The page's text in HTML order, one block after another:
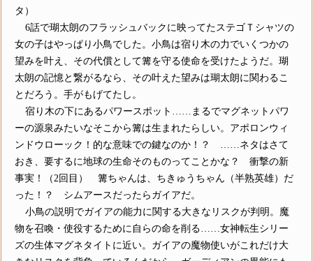
タ）
6話で瑚太朗のフラッシュバックに映ってたステゴＴシャツの
女の子はやっぱり小鳥でした。小鳥は宿り木の力でいくつかの
望みを叶え、その代償として篝を守る使命を受けたようだ。瑚
太朗の記憶と繋がるなら、その叶えた望みは瑚太朗に関わるこ
とだろう。手がもげてたし。
宿り木の下にあるパワースポット……まるでマグネットパワ
ーの源泉みたいなそこから篝は生まれたらしい。アポロンウィ
ンドウローック！的な意味での鍵なのか！？ ……ネタはさて
おき、要するに地球の生命そのものってことかな？ 衝撃の新
事実！（2回目） 篝ちゃんは、ちきゅうちゃん（半熟英雄）だ
った！？ シムアースだったらガイアだ。
小鳥の説明でガイアの能力に関する大きなリスクが判明。魔
物を召喚・使役するために自らの命を削る……女神転生シリー
ズの生体マグネタイトに近い。ガイアの魔物使いがこれだけ大